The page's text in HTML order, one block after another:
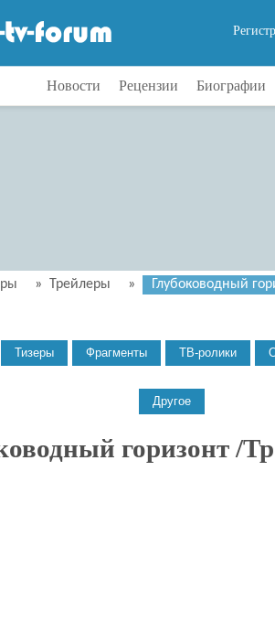
Новости Рецензии Биографии
» Трейлеры » Глубоководный
горизонт /